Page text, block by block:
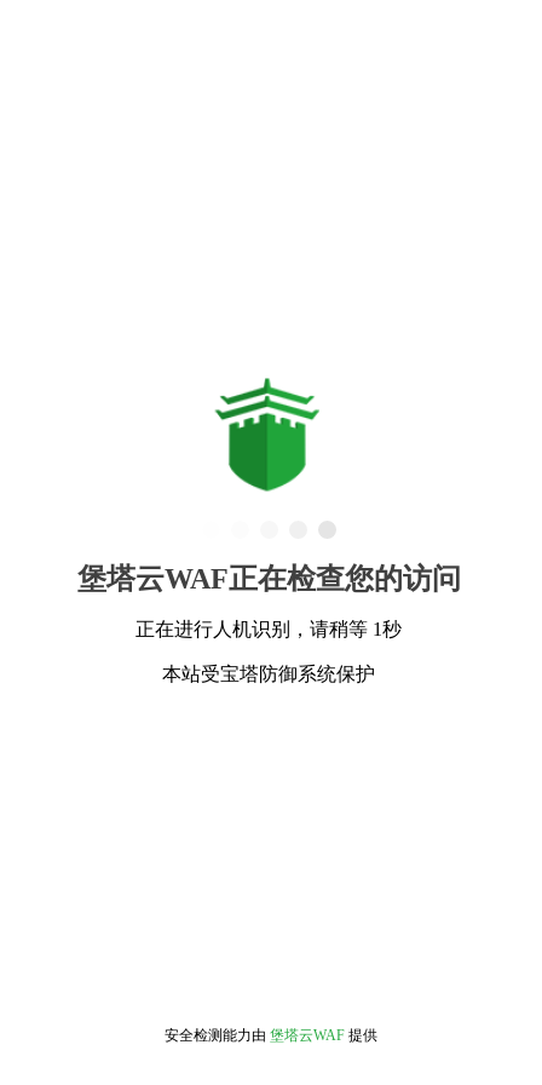
堡塔云WAF正在检查您的访问
正在进行人机识别，请稍等 1秒
本站受宝塔防御系统保护
安全检测能力由 堡塔云WAF 提供